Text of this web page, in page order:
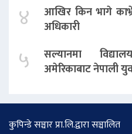
४
आखिर किन भागे
अधिकारी
५
सल्यानमा
अमेरिकाबाट नेपाली
कुपिन्डे सञ्चार प्रा.लि.द्वारा सञ्चालित